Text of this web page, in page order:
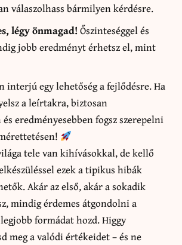
válaszolhass bármilyen kérdésre.
légy önmagad! Őszinteséggel és
jobb eredményt érhetsz el, mint
interjú egy lehetőség a fejlődésre. Ha
a leírtakra, biztosan
eredményesebben fogsz szerepelni
tele van kihívásokkal, de kellő
ezek a tipikus hibák
Akár az első, akár a sokadik
mindig érdemes átgondolni a
formádat hozd. Higgy
meg a valódi értékeidet – és ne